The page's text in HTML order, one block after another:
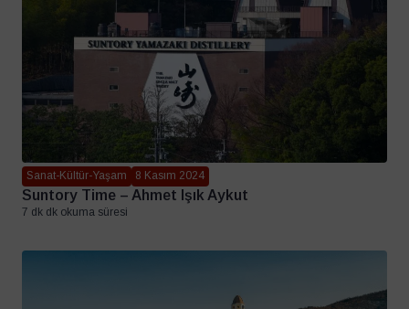
Sanat-Kültür-Yaşam 8 Kasım 2024
Suntory Time – Ahmet Işık Aykut
7 dk dk okuma süresi